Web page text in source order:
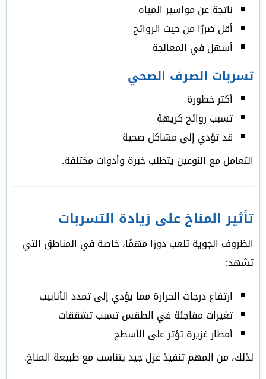
ناتجة عن مواسير المياه
أقل ضررًا من حيث الروائح
أسهل في المعالجة
تسربات الصرف الصحي
أكثر خطورة
تسبب روائح كريهة
قد تؤدي إلى مشاكل صحية
التعامل مع النوعين يتطلب خبرة وأدوات مختلفة.
تأثير المناخ على زيادة التسربات
الظروف الجوية تلعب دورًا مهمًا، خاصة في المناطق التي
تشهد:
ارتفاع درجات الحرارة مما يؤدي إلى تمدد الأنابيب
تغيرات مفاجئة في الطقس تسبب تشققات
أمطار غزيرة تؤثر على الأسطح
لذلك، من المهم تنفيذ عزل جيد يتناسب مع طبيعة المناخ.